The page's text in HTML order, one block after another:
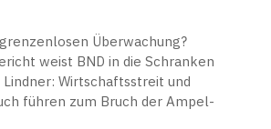
Überwachung?
weist BND in die Schranken
Wirtschaftsstreit und
führen zum Bruch der Ampel-